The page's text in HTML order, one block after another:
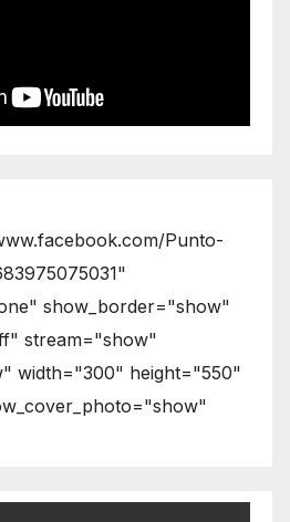
Punto-
show_border="show"
stream="show"
width="300" height="550"